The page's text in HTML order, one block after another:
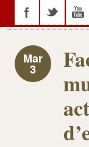
Mar
3